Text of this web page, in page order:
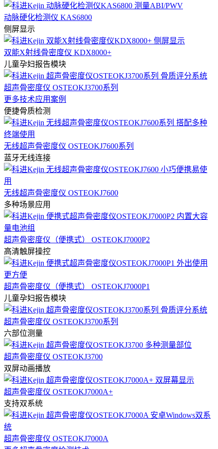
动脉硬化检测仪 KAS6800
侧屏显示
双能X射线骨密度仪 KDX8000+
儿童孕妇报告模块
超声骨密度仪 OSTEOKJ3700系列
更多技术应用案例
便捷骨质检测
无线超声骨密度仪 OSTEOKJ7600系列
蓝牙无线连接
无线超声骨密度仪 OSTEOKJ7600
多种场景应用
超声骨密度仪（便携式） OSTEOKJ7000P2
高清触屏操控
超声骨密度仪（便携式） OSTEOKJ7000P1
儿童孕妇报告模块
超声骨密度仪 OSTEOKJ3700系列
六部位测量
超声骨密度仪 OSTEOKJ3700
双屏动画播放
超声骨密度仪 OSTEOKJ7000A+
支持双系统
超声骨密度仪 OSTEOKJ7000A